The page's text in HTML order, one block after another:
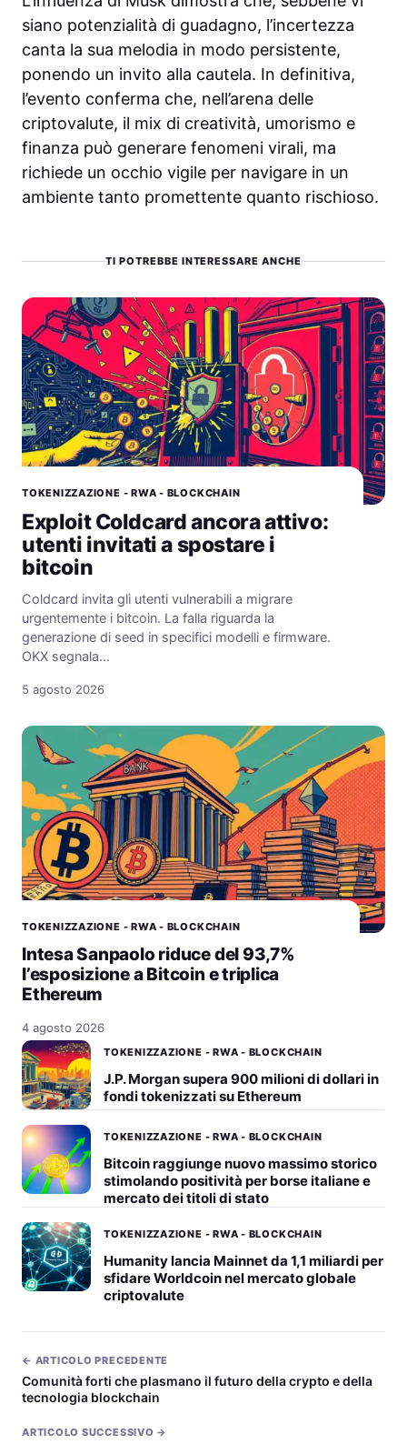
siano potenzialità di guadagno, l’incertezza
canta la sua melodia in modo persistente,
ponendo un invito alla cautela. In definitiva,
l’evento conferma che, nell’arena delle
criptovalute, il mix di creatività, umorismo e
finanza può generare fenomeni virali, ma
richiede un occhio vigile per navigare in un
ambiente tanto promettente quanto rischioso.
TI POTREBBE INTERESSARE ANCHE
TOKENIZZAZIONE - RWA - BLOCKCHAIN
Exploit Coldcard ancora attivo:
utenti invitati a spostare i
bitcoin
Coldcard invita gli utenti vulnerabili a migrare
urgentemente i bitcoin. La falla riguarda la
generazione di seed in specifici modelli e firmware.
OKX segnala…
5 agosto 2026
TOKENIZZAZIONE - RWA - BLOCKCHAIN
Intesa Sanpaolo riduce del 93,7%
l’esposizione a Bitcoin e triplica
Ethereum
4 agosto 2026
TOKENIZZAZIONE - RWA - BLOCKCHAIN
J.P. Morgan supera 900 milioni di dollari in
fondi tokenizzati su Ethereum
TOKENIZZAZIONE - RWA - BLOCKCHAIN
Bitcoin raggiunge nuovo massimo storico
stimolando positività per borse italiane e
mercato dei titoli di stato
TOKENIZZAZIONE - RWA - BLOCKCHAIN
Humanity lancia Mainnet da 1,1 miliardi per
sfidare Worldcoin nel mercato globale
criptovalute
← ARTICOLO PRECEDENTE
Comunità forti che plasmano il futuro della crypto e della
tecnologia blockchain
ARTICOLO SUCCESSIVO →